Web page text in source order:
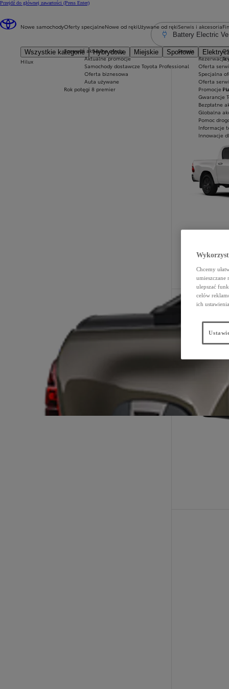
Przejdź do głównej zawartości (Press Enter)
Nowe samochody
Wszystkie kategorie Hybrydowe Miejskie Sportowe
Hilux
Oferty specjalne
Sprawdź aktualne oferty
Aktualne promocje
Samochody dostawcze Toyota Professional
Oferta biznesowa
Auta używane
Rok potęgi 8 premier
Nowe od rękiUżywane od rękiSerwis i akcesoria
Serwis
Rezerwacja
Oferta
Specjalna
Oferta
Promocje i
Gwarancje
Bezpłatne
Globalna
Pomoc
Informacje
Innowacje
Battery Electric
Chcemy
ulepszać
celów
ich